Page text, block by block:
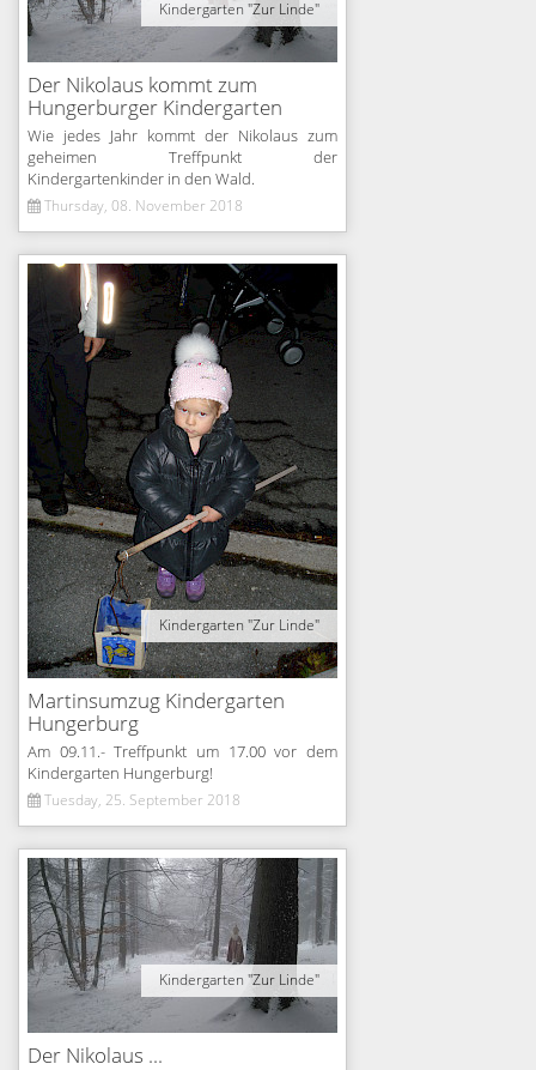
Kindergarten "Zur Linde"
Der Nikolaus kommt zum
Hungerburger Kindergarten
Wie jedes Jahr kommt der Nikolaus zum
geheimen Treffpunkt der
Kindergartenkinder in den Wald.
Thursday, 08. November 2018
Kindergarten "Zur Linde"
Martinsumzug Kindergarten
Hungerburg
Am 09.11.- Treffpunkt um 17.00 vor dem
Kindergarten Hungerburg!
Tuesday, 25. September 2018
Kindergarten "Zur Linde"
Der Nikolaus ...